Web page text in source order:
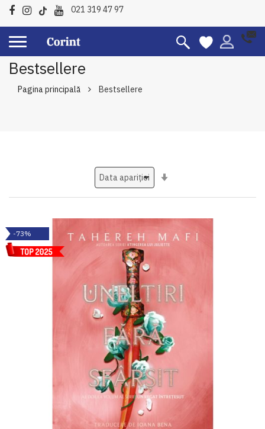
021 319 47 97
Bestsellere
Pagina principală Bestsellere
-73%